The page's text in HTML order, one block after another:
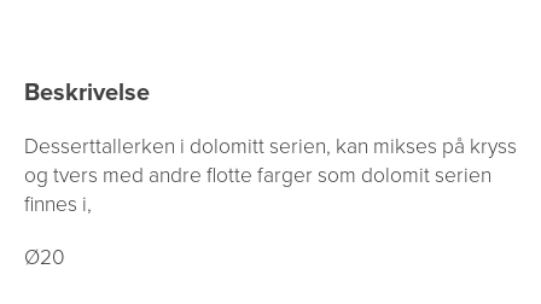
Beskrivelse
Desserttallerken i dolomitt serien, kan mikses på kryss
og tvers med andre flotte farger som dolomit serien
finnes i,
Ø20